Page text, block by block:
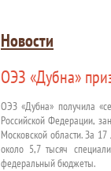
Новости
ОЭЗ «Дубна»
ОЭЗ «Дубна» получила
Российской Федерации,
Московской области. За
около 5,7 тысяч
федеральный бюджеты.